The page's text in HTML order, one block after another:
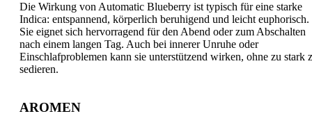
Die Wirkung von Automatic Blueberry ist typisch für eine starke
Indica: entspannend, körperlich beruhigend und leicht euphorisch.
Sie eignet sich hervorragend für den Abend oder zum Abschalten
nach einem langen Tag. Auch bei innerer Unruhe oder
Einschlafproblemen kann sie unterstützend wirken, ohne zu stark
sedieren.
AROMEN